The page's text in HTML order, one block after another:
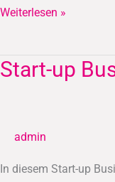
Weiterlesen »
Start-up
admin
In diesem Start-up
Start-